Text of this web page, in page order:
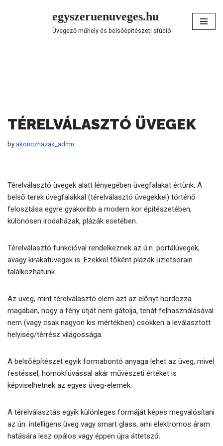
egyszeruenuveges.hu
Üvegező műhely és belsőépítészeti stúdió
TÉRELVÁLASZTÓ ÜVEGEK
byakonczhazak_admn
Térelválasztó üvegek alatt lényegében üvegfalakat értünk. A
belső terek üvegfalakkal (térelválasztó üvegekkel) történő
felosztása egyre gyakoribb a modern kor építészetében,
különösen irodaházak, plázák esetében.
Térelválasztó funkcióval rendelkeznek az ú.n. portálüvegek,
avagy kirakatüvegek is. Ezekkel főként plázák üzletsorain
találkozhatunk.
Az üveg, mint térelválasztó elem azt az előnyt hordozza
magában, hogy a fény útját nem gátolja, tehát felhasználásával
nem (vagy csak nagyon kis mértékben) csökken a leválasztott
helyiség/térrész világossága.
A belsőépítészet egyik formabontó anyaga lehet az üveg, mivel
festéssel, homokfúvással akár művészeti értéket is
képviselhetnek az egyes üveg-elemek.
A térelválasztás egyik különleges formáját képes megvalósítani
az ún. intelligens üveg vagy smart glass, ami elektromos áram
hatására lesz opálos vagy éppen újra áttetsző.